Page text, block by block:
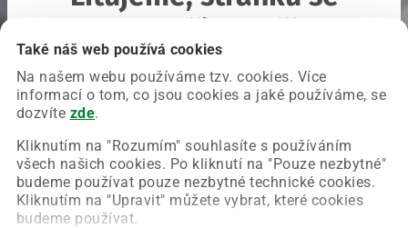
Také náš web používá cookies
Na našem webu používáme tzv. cookies. Více
informací o tom, co jsou cookies a jaké používáme, se
dozvíte zde.
Kliknutím na "Rozumím" souhlasíte s používáním
všech našich cookies. Po kliknutí na "Pouze nezbytné"
budeme používat pouze nezbytné technické cookies.
Kliknutím na "Upravit" můžete vybrat, které cookies
budeme používat.
Chyba nastala na naší straně a už ji opravujeme.
Zkuste prosím znovu načíst požadovanou stránku.
Obnovit stránku Úvodní strana